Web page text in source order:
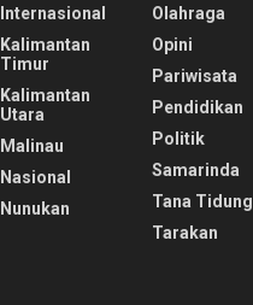
Internasional
Kalimantan
Timur
Kalimantan
Utara
Malinau
Nasional
Nunukan
Olahraga
Opini
Pariwisata
Pendidikan
Politik
Samarinda
Tana Tidung
Tarakan